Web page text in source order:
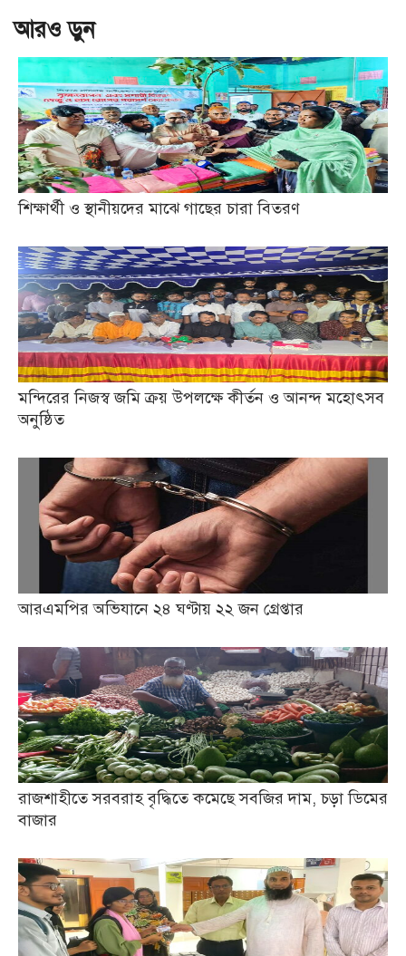
আরও ড়ুন
শিক্ষার্থী ও স্থানীয়দের মাঝে গাছের চারা বিতরণ
মন্দিরের নিজস্ব জমি ক্রয় উপলক্ষে কীর্তন ও আনন্দ মহোৎসব
অনুষ্ঠিত
আরএমপির অভিযানে ২৪ ঘণ্টায় ২২ জন গ্রেপ্তার
রাজশাহীতে সরবরাহ বৃদ্ধিতে কমেছে সবজির দাম, চড়া ডিমের
বাজার